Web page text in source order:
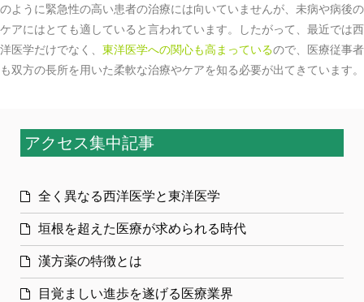
のように緊急性の高い患者の治療には向いていませんが、未病や病後の
ケアにはとても適していると言われています。したがって、最近では西
洋医学だけでなく、 東洋医学への関心も高まっているので、医療従事者
も双方の長所を用いた柔軟な治療やケアを知る必要が出てきています。
アクセス集中記事
全く異なる西洋医学と東洋医学
垣根を超えた医療が求められる時代
漢方薬の特徴とは
目覚ましい進歩を遂げる医療業界